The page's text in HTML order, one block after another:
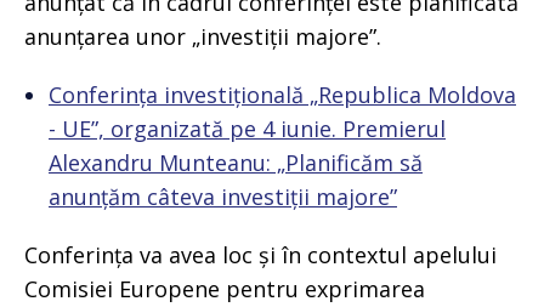
anunțarea unor „investiții majore”.
Conferința investițională „Republica Moldova
- UE”, organizată pe 4 iunie. Premierul
Alexandru Munteanu: „Planificăm să
anunțăm câteva investiții majore”
Conferința va avea loc și în contextul apelului
Comisiei Europene pentru exprimarea